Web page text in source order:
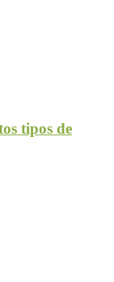
tipos de